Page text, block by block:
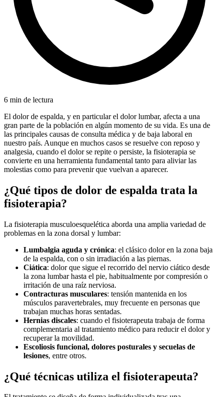
6 min de lectura
El dolor de espalda, y en particular el dolor lumbar, afecta a una
gran parte de la población en algún momento de su vida. Es una de
las principales causas de consulta médica y de baja laboral en
nuestro país. Aunque en muchos casos se resuelve con reposo y
analgesia, cuando el dolor se repite o persiste, la fisioterapia se
convierte en una herramienta fundamental tanto para aliviar las
molestias como para prevenir que vuelvan a aparecer.
¿Qué tipos de dolor de espalda trata la
fisioterapia?
La fisioterapia musculoesquelética aborda una amplia variedad de
problemas en la zona dorsal y lumbar:
Lumbalgia aguda y crónica: el clásico dolor en la zona baja
de la espalda, con o sin irradiación a las piernas.
Ciática: dolor que sigue el recorrido del nervio ciático desde
la zona lumbar hasta el pie, habitualmente por compresión o
irritación de una raíz nerviosa.
Contracturas musculares: tensión mantenida en los
músculos paravertebrales, muy frecuente en personas que
trabajan muchas horas sentadas.
Hernias discales: cuando el fisioterapeuta trabaja de forma
complementaria al tratamiento médico para reducir el dolor y
recuperar la movilidad.
Escoliosis funcional, dolores posturales y secuelas de
lesiones, entre otros.
¿Qué técnicas utiliza el fisioterapeuta?